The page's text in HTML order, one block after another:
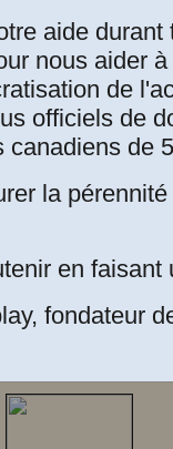
et un
Bergès,
à
de la
2009.
[
sciences
aide durant
nous aider
de
officiels de
canadiens de
la
en faisant
fondateur